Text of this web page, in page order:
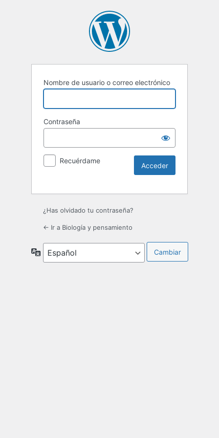
Nombre de usuario o correo electrónico
Contraseña
Recuérdame
¿Has olvidado tu contraseña?
← Ir a Biología y pensamiento
Idioma